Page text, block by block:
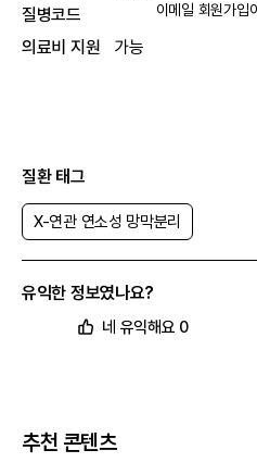
질병코드
의료비 지원 가능
이메일 회원가입
질환 태그
X-연관 연소성 망막분리
유익한 정보였나요?
네 유익해요 0
추천 콘텐츠